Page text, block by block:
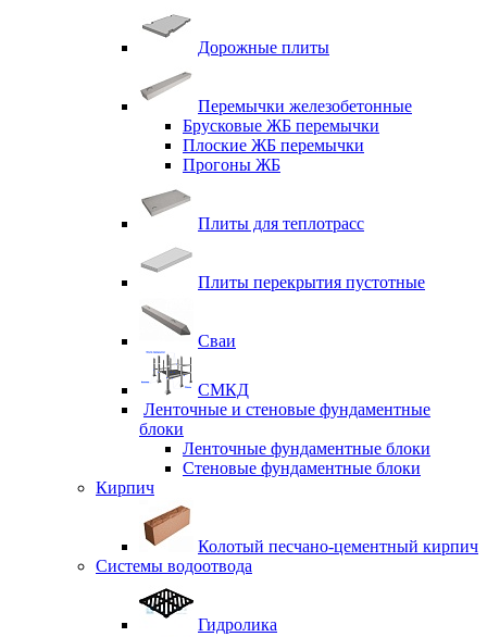
Дорожные плиты
Перемычки железобетонные
Брусковые ЖБ перемычки
Плоские ЖБ перемычки
Прогоны ЖБ
Плиты для теплотрасс
Плиты перекрытия пустотные
Сваи
СМКД
Ленточные и стеновые фундаментные
блоки
Ленточные фундаментные блоки
Стеновые фундаментные блоки
Кирпич
Колотый песчано-цементный кирпич
Системы водоотвода
Гидролика